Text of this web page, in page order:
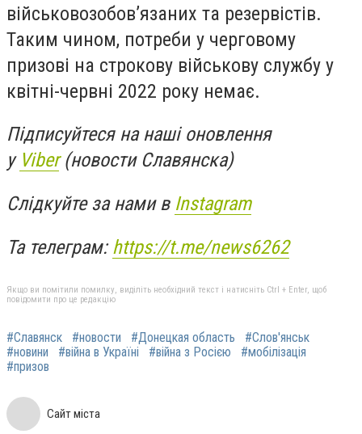
військовозобов’язаних та резервістів.
Таким чином, потреби у черговому
призові на строкову військову службу у
квітні-червні 2022 року немає.
Підписуйтеся на наші оновлення
у Viber(новости Славянска)
Слідкуйте за нами в Instagram
Та телеграм: https://t.me/news6262
Якщо ви помітили помилку, виділіть необхідний текст і натисніть Ctrl + Enter, щоб
повідомити про це редакцію
#Славянск #новости #Донецкая область
#Слов'янськ
#новини
#війна в Україні #війна з Росією
#мобілізація
#призов
Сайт міста